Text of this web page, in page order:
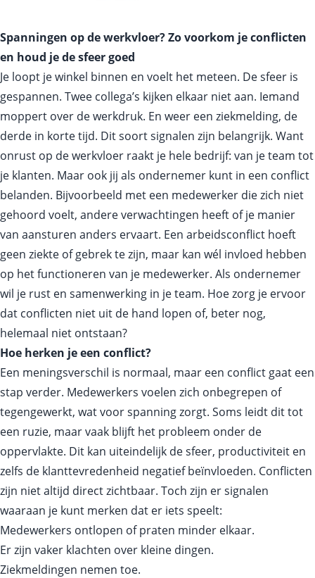
Spanningen op de werkvloer? Zo voorkom je conflicten
en houd je de sfeer goed
Je loopt je winkel binnen en voelt het meteen. De sfeer is
gespannen. Twee collega’s kijken elkaar niet aan. Iemand
moppert over de werkdruk. En weer een ziekmelding, de
derde in korte tijd. Dit soort signalen zijn belangrijk. Want
onrust op de werkvloer raakt je hele bedrijf: van je team tot
je klanten. Maar ook jij als ondernemer kunt in een conflict
belanden. Bijvoorbeeld met een medewerker die zich niet
gehoord voelt, andere verwachtingen heeft of je manier
van aansturen anders ervaart. Een arbeidsconflict hoeft
geen ziekte of gebrek te zijn, maar kan wél invloed hebben
op het functioneren van je medewerker. Als ondernemer
wil je rust en samenwerking in je team. Hoe zorg je ervoor
dat conflicten niet uit de hand lopen of, beter nog,
helemaal niet ontstaan?
Hoe herken je een conflict?
Een meningsverschil is normaal, maar een conflict gaat een
stap verder. Medewerkers voelen zich onbegrepen of
tegengewerkt, wat voor spanning zorgt. Soms leidt dit tot
een ruzie, maar vaak blijft het probleem onder de
oppervlakte. Dit kan uiteindelijk de sfeer, productiviteit en
zelfs de klanttevredenheid negatief beïnvloeden. Conflicten
zijn niet altijd direct zichtbaar. Toch zijn er signalen
waaraan je kunt merken dat er iets speelt:
Medewerkers ontlopen of praten minder elkaar.
Er zijn vaker klachten over kleine dingen.
Ziekmeldingen nemen toe.